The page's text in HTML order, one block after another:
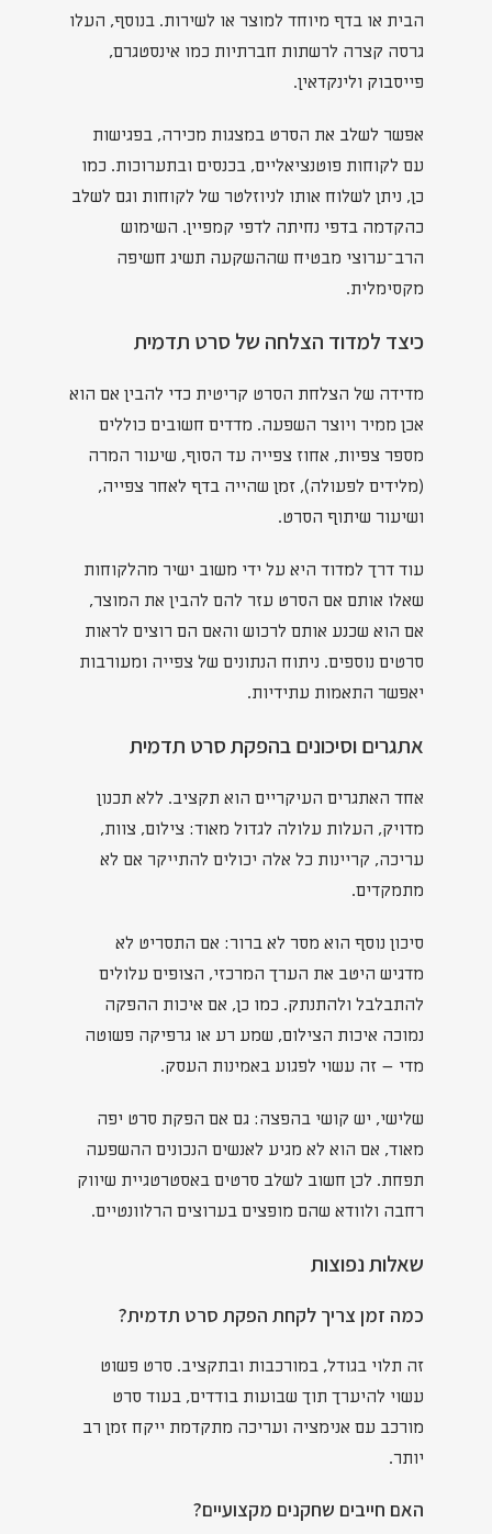
הבית או בדף מיוחד למוצר או לשירות. בנוסף, העלו
גרסה קצרה לרשתות חברתיות כמו אינסטגרם,
פייסבוק ולינקדאין.
אפשר לשלב את הסרט במצגות מכירה, בפגישות
עם לקוחות פוטנציאליים, בכנסים ובתערוכות. כמו
כן, ניתן לשלוח אותו לניוזלטר של לקוחות וגם לשלב
כהקדמה בדפי נחיתה לדפי קמפיין. השימוש
הרב־ערוצי מבטיח שההשקעה תשיג חשיפה
מקסימלית.
כיצד למדוד הצלחה של סרט תדמית
מדידה של הצלחת הסרט קריטית כדי להבין אם הוא
אכן ממיר ויוצר השפעה. מדדים חשובים כוללים
מספר צפיות, אחוז צפייה עד הסוף, שיעור המרה
(מלידים לפעולה), זמן שהייה בדף לאחר צפייה,
ושיעור שיתוף הסרט.
עוד דרך למדוד היא על ידי משוב ישיר מהלקוחות
שאלו אותם אם הסרט עזר להם להבין את המוצר,
אם הוא שכנע אותם לרכוש והאם הם רוצים לראות
סרטים נוספים. ניתוח הנתונים של צפייה ומעורבות
יאפשר התאמות עתידיות.
אתגרים וסיכונים בהפקת סרט תדמית
אחד האתגרים העיקריים הוא תקציב. ללא תכנון
מדויק, העלות עלולה לגדול מאוד: צילום, צוות,
עריכה, קריינות כל אלה יכולים להתייקר אם לא
מתמקדים.
סיכון נוסף הוא מסר לא ברור: אם התסריט לא
מדגיש היטב את הערך המרכזי, הצופים עלולים
להתבלבל ולהתנתק. כמו כן, אם איכות ההפקה
נמוכה איכות הצילום, שמע רע או גרפיקה פשוטה
מדי – זה עשוי לפגוע באמינות העסק.
שלישי, יש קושי בהפצה: גם אם הפקת סרט יפה
מאוד, אם הוא לא מגיע לאנשים הנכונים ההשפעה
תפחת. לכן חשוב לשלב סרטים באסטרטגיית שיווק
רחבה ולוודא שהם מופצים בערוצים הרלוונטיים.
שאלות נפוצות
כמה זמן צריך לקחת הפקת סרט תדמית?
זה תלוי בגודל, במורכבות ובתקציב. סרט פשוט
עשוי להיערך תוך שבועות בודדים, בעוד סרט
מורכב עם אנימציה ועריכה מתקדמת ייקח זמן רב
יותר.
האם חייבים שחקנים מקצועיים?